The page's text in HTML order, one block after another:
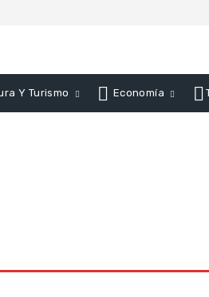
Y Turismo Economía